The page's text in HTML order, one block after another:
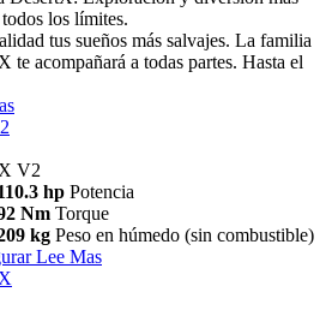
los límites.
tus sueños más salvajes. La familia
te acompañará a todas partes. Hasta el
V2
hp Potencia
Nm Torque
kg Peso en húmedo (sin combustible)
Lee Mas